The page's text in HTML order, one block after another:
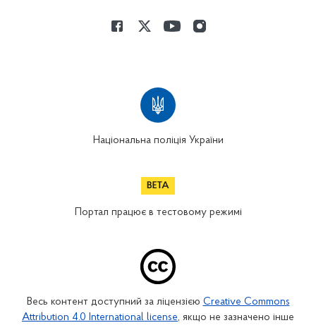
Національна поліція України
Портал працює в тестовому режимі
Весь контент доступний за ліцензією Creative Commons
Attribution 4.0 International license, якщо не зазначено інше